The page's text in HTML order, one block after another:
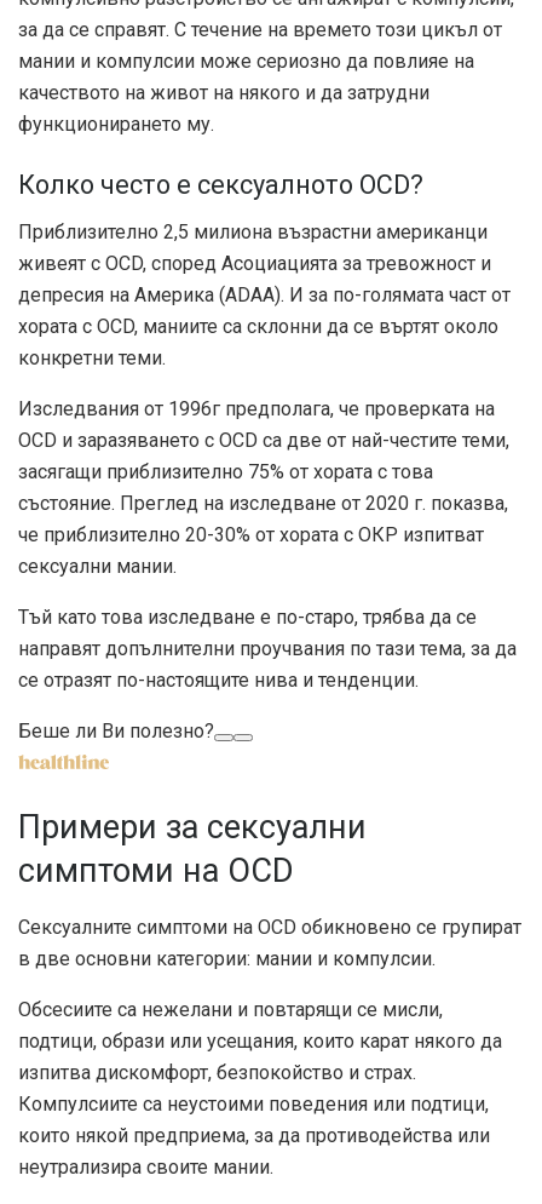
за да се справят. С течение на времето този цикъл от
мании и компулсии може сериозно да повлияе на
качеството на живот на някого и да затрудни
функционирането му.
Колко често е сексуалното OCD?
Приблизително 2,5 милиона възрастни американци
живеят с OCD, според Асоциацията за тревожност и
депресия на Америка (ADAA). И за по-голямата част от
хората с OCD, маниите са склонни да се въртят около
конкретни теми.
Изследвания от 1996г предполага, че проверката на
OCD и заразяването с OCD са две от най-честите теми,
засягащи приблизително 75% от хората с това
състояние. Преглед на изследване от 2020 г. показва,
че приблизително 20-30% от хората с ОКР изпитват
сексуални мании.
Тъй като това изследване е по-старо, трябва да се
направят допълнителни проучвания по тази тема, за да
се отразят по-настоящите нива и тенденции.
Беше ли Ви полезно?
Примери за сексуални
симптоми на OCD
Сексуалните симптоми на OCD обикновено се групират
в две основни категории: мании и компулсии.
Обсесиите са нежелани и повтарящи се мисли,
подтици, образи или усещания, които карат някого да
изпитва дискомфорт, безпокойство и страх.
Компулсиите са неустоими поведения или подтици,
които някой предприема, за да противодейства или
неутрализира своите мании.